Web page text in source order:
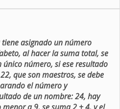
asignado un número
al hacer la suma total, se
número, si ese resultado
que son maestros, se debe
el número y
de un nombre: 24, hay